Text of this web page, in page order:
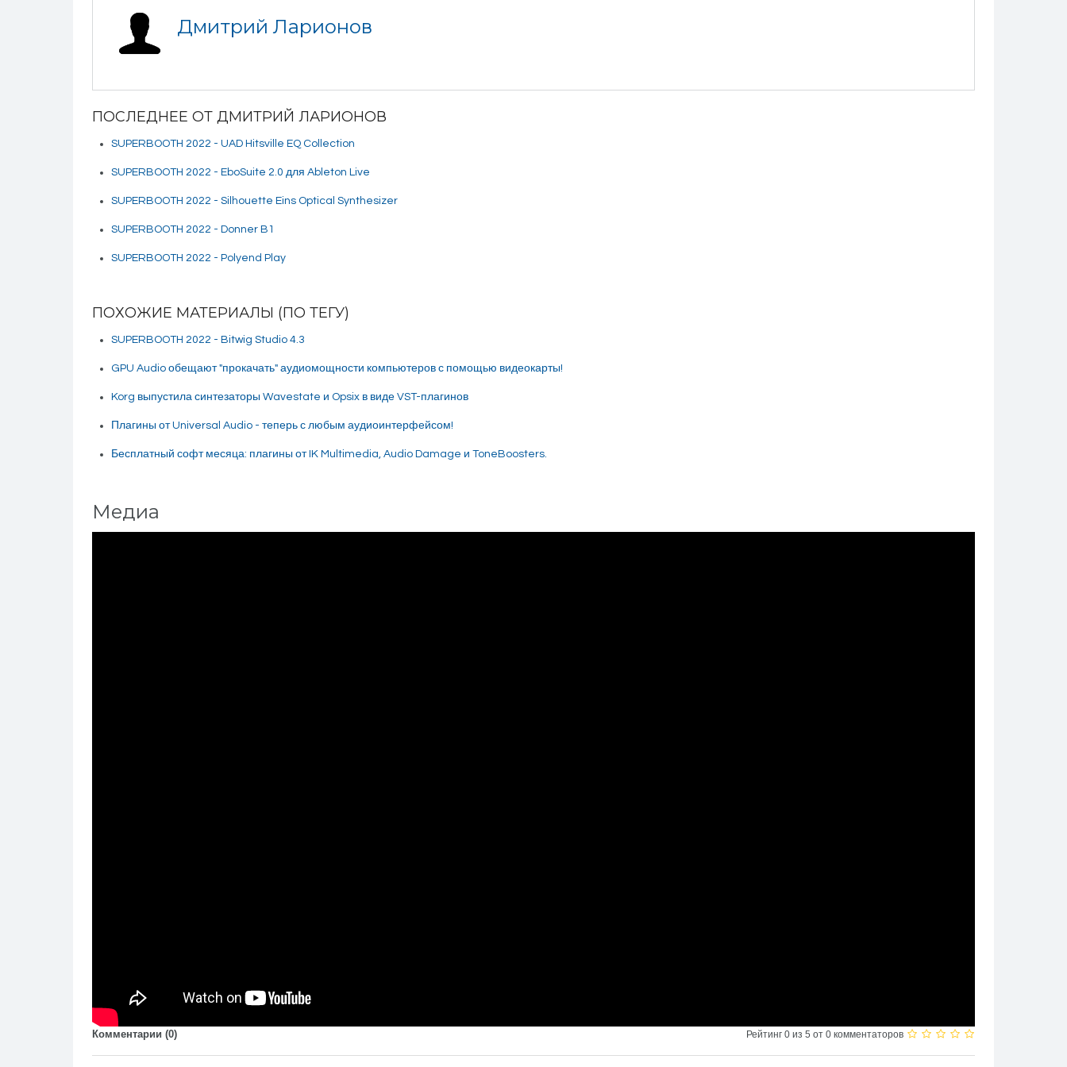
Дмитрий Ларионов
ПОСЛЕДНЕЕ ОТ ДМИТРИЙ ЛАРИОНОВ
SUPERBOOTH 2022 - UAD Hitsville EQ Collection
SUPERBOOTH 2022 - EboSuite 2.0 для Ableton Live
SUPERBOOTH 2022 - Silhouette Eins Optical Synthesizer
SUPERBOOTH 2022 - Donner B1
SUPERBOOTH 2022 - Polyend Play
ПОХОЖИЕ МАТЕРИАЛЫ (ПО ТЕГУ)
SUPERBOOTH 2022 - Bitwig Studio 4.3
GPU Audio обещают "прокачать" аудиомощности компьютеров с помощью видеокарты!
Korg выпустила синтезаторы Wavestate и Opsix в виде VST-плагинов
Плагины от Universal Audio - теперь с любым аудиоинтерфейсом!
Бесплатный софт месяца: плагины от IK Multimedia, Audio Damage и ToneBoosters.
Медиа
Комментарии (0) Рейтинг 0 из 5 от 0 комментаторов